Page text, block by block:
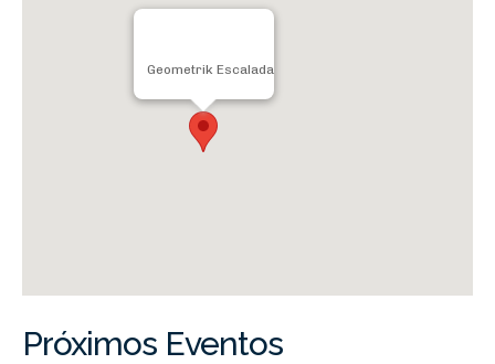
Geometrik Escalada
Próximos Eventos